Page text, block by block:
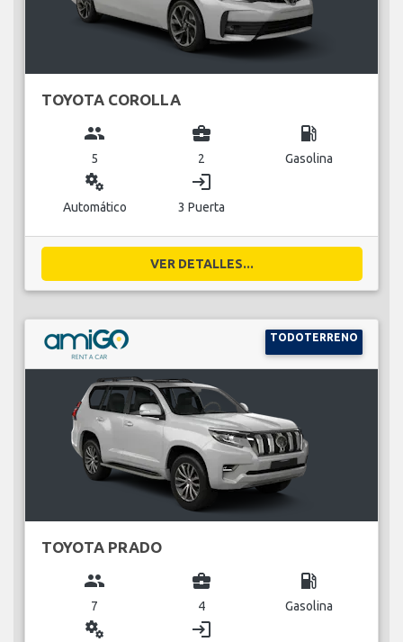
TOYOTA COROLLA
group
5
business_center
2
local_gas_station
Gasolina
miscellaneous_services
Automático
login
3 Puerta
VER DETALLES...
TODOTERRENO
TOYOTA PRADO
group
7
business_center
4
local_gas_station
Gasolina
miscellaneous_services login